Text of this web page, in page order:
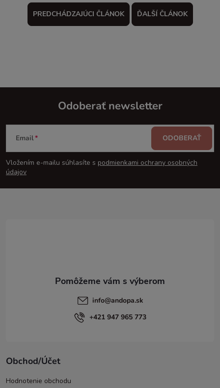
PREDCHÁDZAJÚCI ČLÁNOK ĎALŠÍ ČLÁNOK
Z
á
p
Odoberať newsletter
Email
Vložením e-mailu súhlasíte s podmienkami ochrany osobných
údajov
ODOBERAŤ
info@andopa.sk
+421 947 965 773
Obchod/Účet
Hodnotenie obchodu